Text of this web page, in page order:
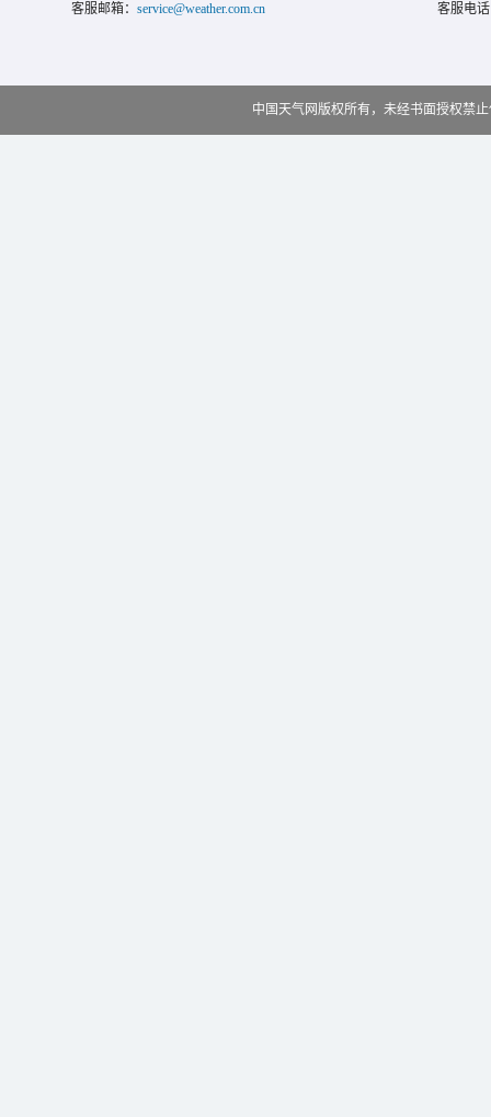
客服邮箱： service@weather.com.cn 客服电
中国天气网版权所有，未经书面授权